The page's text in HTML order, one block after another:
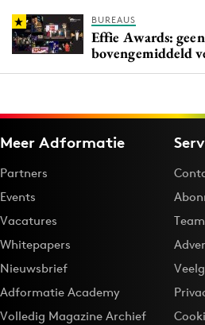
BUREAUS
Effie Awards:
bovengemiddeld
Meer Adformatie
Partners
Events
Vacatures
Whitepapers
Nieuwsbrief
Adformatie Academy
Volledig Magazine Archief